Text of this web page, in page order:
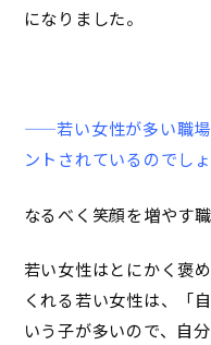
になりました。
——若い女性が多い職場
ントされているのでし
なるべく笑顔を増やす
若い女性はとにかく褒
くれる若い女性は、「
いう子が多いので、自